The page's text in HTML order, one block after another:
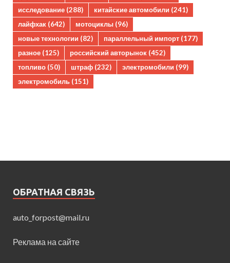
исследование (288) китайские автомобили (241)
лайфхак (642) мотоциклы (96)
новые технологии (82) параллельный импорт (177)
разное (125) российский авторынок (452)
топливо (50) штраф (232) электромобили (99)
электромобиль (151)
ОБРАТНАЯ СВЯЗЬ
auto_forpost@mail.ru
Реклама на сайте